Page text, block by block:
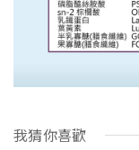
我猜你喜歡